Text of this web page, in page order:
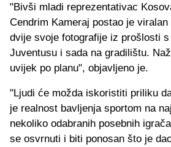
"Bivši mladi reprezentativac
Cendrim Kameraj postao je
dvije svoje fotografije iz prošlosti s
Juventusu i sada na gradilištu.
uvijek po planu", objavljeno je.
"Ljudi će možda iskoristiti priliku
je realnost bavljenja sportom na
nekoliko odabranih posebnih
se osvrnuti i biti ponosan što je